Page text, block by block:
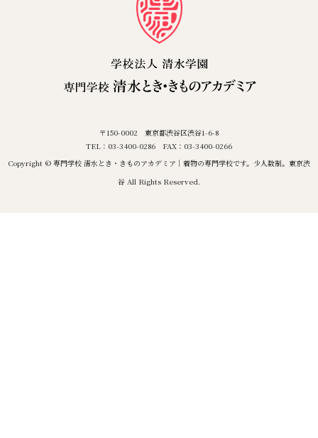
〒150-0002 東京都渋谷区渋谷1-6-8
TEL：03-3400-0286 FAX：03-3400-0266
Copyright © 専門学校 清水とき・きものアカデミア｜着物の専門学校です。少人数制。東京渋
谷 All Rights Reserved.